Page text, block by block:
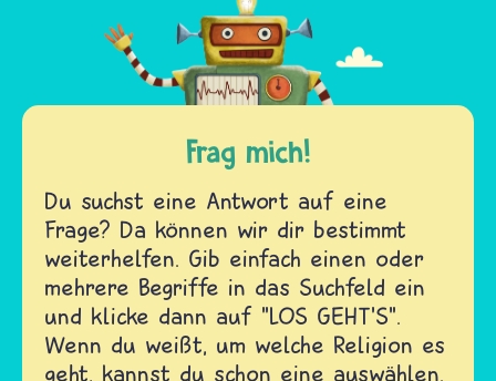
Frag mich!
Du suchst eine Antwort auf eine
Frage? Da können wir dir bestimmt
weiterhelfen. Gib einfach einen oder
mehrere Begriffe in das Suchfeld ein
und klicke dann auf "LOS GEHT'S".
Wenn du weißt, um welche Religion es
geht, kannst du schon eine auswählen.